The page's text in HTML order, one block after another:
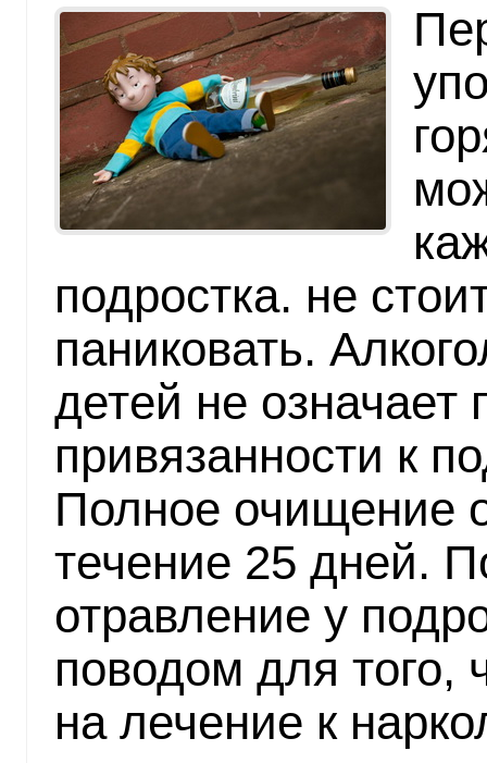
подростка. не
паниковать.
детей не означает
привязанности к
Полное очищение
течение 25 дней.
отравление у
поводом для того,
на лечение к